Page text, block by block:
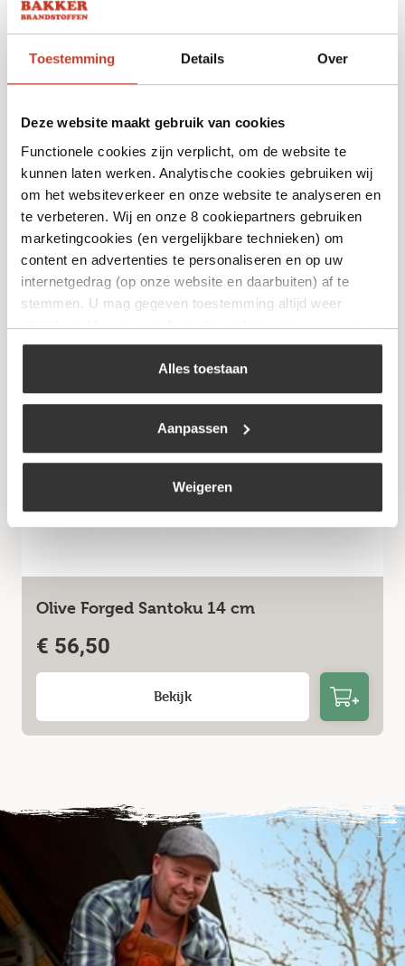
Toestemming Details Over
Deze website maakt gebruik van cookies
Functionele cookies zijn verplicht, om de website te
kunnen laten werken. Analytische cookies gebruiken wij
om het websiteverkeer en onze website te analyseren en
te verbeteren. Wij en onze 8 cookiepartners gebruiken
marketingcookies (en vergelijkbare technieken) om
content en advertenties te personaliseren en op uw
internetgedrag (op onze website en daarbuiten) af te
stemmen. U mag gegeven toestemming altijd weer
intrekken. Voor meer informatie en het aanpassen van
uw keuze op onze website verwijzen wij u naar ons
Alles toestaan
Aanpassen
Weigeren
Olive Forged Santoku 18 cm
€67,50
Bekijk
Olive Forged Santoku 14 cm
€ 56,50
Bekijk